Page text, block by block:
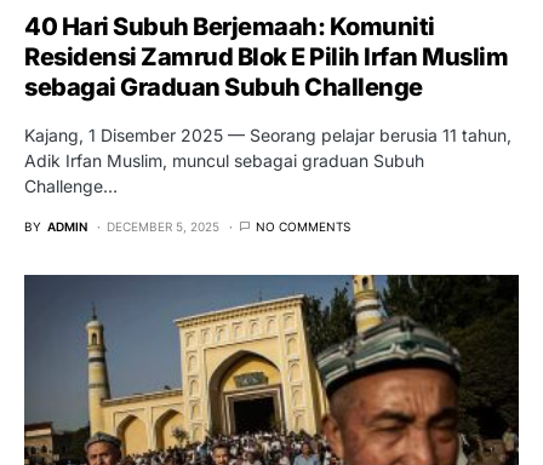
40 Hari Subuh Berjemaah: Komuniti
Residensi Zamrud Blok E Pilih Irfan Muslim
sebagai Graduan Subuh Challenge
Kajang, 1 Disember 2025 — Seorang pelajar berusia 11 tahun,
Adik Irfan Muslim, muncul sebagai graduan Subuh
Challenge…
BY ADMIN DECEMBER 5, 2025 NO COMMENTS